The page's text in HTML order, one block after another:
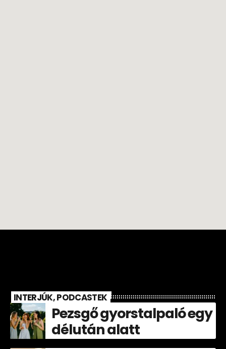
INTERJÚK, PODCASTEK
Pezsgő gyorstalpaló egy
délután alatt